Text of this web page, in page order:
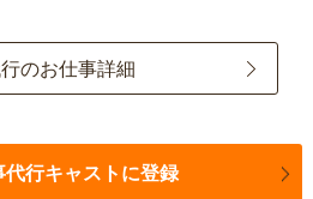
のお仕事詳細
代行キャストに登録